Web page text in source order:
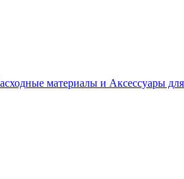
материалы и Аксессуары